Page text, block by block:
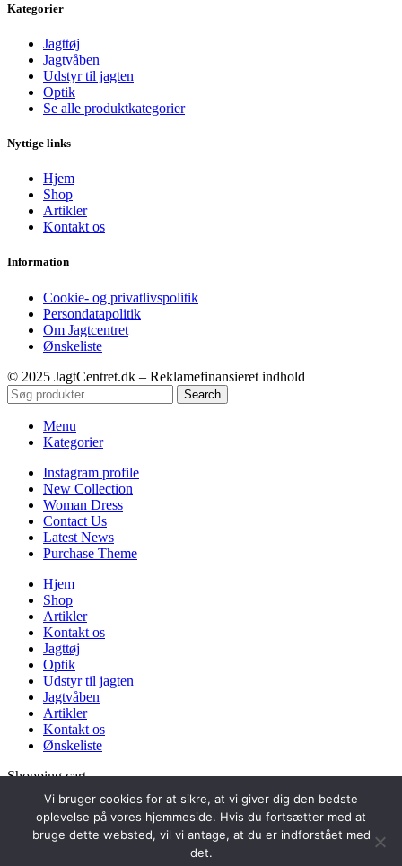
Kategorier
Jagttøj
Jagtvåben
Udstyr til jagten
Optik
Se alle produktkategorier
Nyttige links
Hjem
Shop
Artikler
Kontakt os
Information
Cookie- og privatlivspolitik
Persondatapolitik
Om Jagtcentret
Ønskeliste
© 2025 JagtCentret.dk – Reklamefinansieret indhold
Search
Menu
Kategorier
Instagram profile
New Collection
Woman Dress
Contact Us
Latest News
Purchase Theme
Hjem
Shop
Artikler
Kontakt os
Jagttøj
Optik
Udstyr til jagten
Jagtvåben
Artikler
Kontakt os
Ønskeliste
Shopping cart
Search
Indtast hvad du vil søge efter..
Menu
Vi bruger cookies for at sikre, at vi giver dig den bedste
oplevelse på vores hjemmeside. Hvis du fortsætter med at
bruge dette websted, vil vi antage, at du er indforstået med
det.